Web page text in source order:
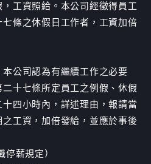
工資照給。本公司經徵得員工
條之休假日工作者，工資加倍
公司認為有繼續工作之必要
十七條所定員工之例假、休假
四小時內，詳述理由，報請當
工資，加倍發給，並應於事後
薪規定）